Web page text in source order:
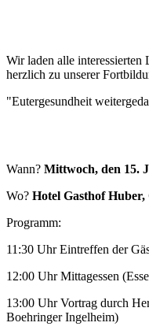
Wir laden alle
herzlich zu unserer
"Eutergesundheit
Wann? Mittwoch, den 15.
Wo? Hotel Gasthof
Programm:
11:30 Uhr Eintreffen der
12:00 Uhr Mittagessen
13:00 Uhr Vortrag durch
Boehringer Ingelheim)